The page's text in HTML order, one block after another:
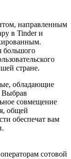
направленным
в Tinder и
большого
стране.
обладающие
Выбрав
совмещение
общей
обеспечат вам
сотовой